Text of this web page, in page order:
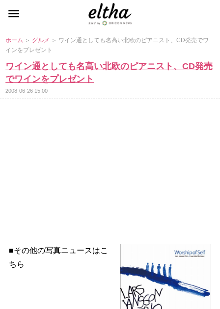
ホーム ＞ グルメ ＞ ワイン通としても名高い北欧のピアニスト、CD発売でワ
インをプレゼント
ワイン通としても名高い北欧のピアニスト、CD発売
でワインをプレゼント
2008-06-26 15:00
■その他の写真ニュースはこ
ちら